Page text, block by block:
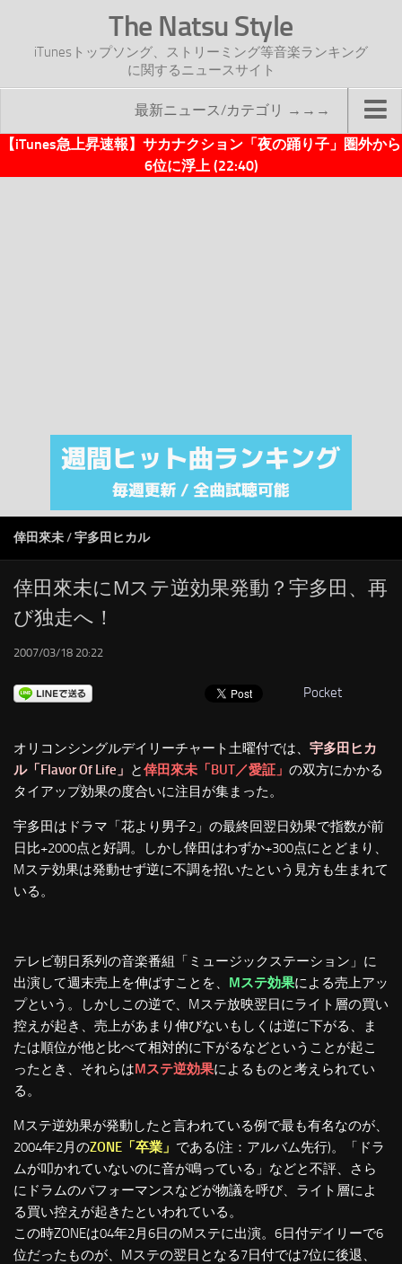
The Natsu Style
iTunesトップソング、ストリーミング等音楽ランキング
に関するニュースサイト
最新ニュース/カテゴリ →→→
TOP
注目カテゴリ
オリジナルiTunes週間トップソング
RSS
LINKS
【iTunes急上昇速報】サカナクション「夜の踊り子」圏外から
6位に浮上 (22:40)
倖田來未/宇多田ヒカル
倖田來未にMステ逆効果発動？宇多田、再
び独走へ！
2007/03/18 20:22
Pocket
オリコンシングルデイリーチャート土曜付では、 宇多田ヒカ
ル「Flavor Of Life」 と倖田來未「BUT／愛証」 の双方にかかる
タイアップ効果の度合いに注目が集まった。
宇多田はドラマ「花より男子2」の最終回翌日効果で指数が前
日比+2000点と好調。しかし倖田はわずか+300点にとどまり、
Mステ効果は発動せず逆に不調を招いたという見方も生まれて
いる。
テレビ朝日系列の音楽番組「ミュージックステーション」に
出演して週末売上を伸ばすことを、 Mステ効果による売上アッ
プという。しかしこの逆で、Mステ放映翌日にライト層の買い
控えが起き、売上があまり伸びないもしくは逆に下がる、ま
たは順位が他と比べて相対的に下がるなどということが起こ
ったとき、それらはMステ逆効果によるものと考えられてい
る。
Mステ逆効果が発動したと言われている例で最も有名なのが、
2004年2月のZONE「卒業」 である(注：アルバム先行)。「ドラ
ムが叩かれていないのに音が鳴っている」などと不評、さら
にドラムのパフォーマンスなどが物議を呼び、ライト層によ
る買い控えが起きたといわれている。
この時ZONEは04年2月6日のMステに出演。6日付デイリーで6
位だったものが、Mステの翌日となる7日付では7位に後退、